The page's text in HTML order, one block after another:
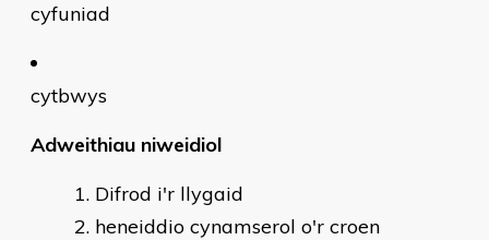
cyfuniad
cytbwys
Adweithiau niweidiol
Difrod i'r llygaid
heneiddio cynamserol o'r croen